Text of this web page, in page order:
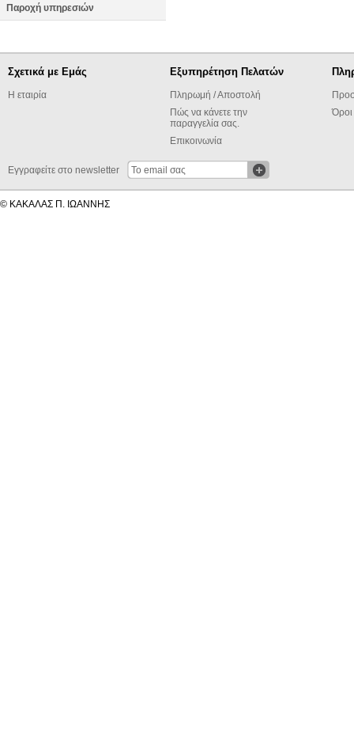
Παροχή υπηρεσιών
Σχετικά με Εμάς
Η εταιρία
Εξυπηρέτηση Πελατών
Πληρωμή / Αποστολή
Πώς να κάνετε την
παραγγελία σας.
Επικοινωνία
Εγγραφείτε στο newsletter
© ΚΑΚΑΛΑΣ Π. ΙΩΑΝΝΗΣ